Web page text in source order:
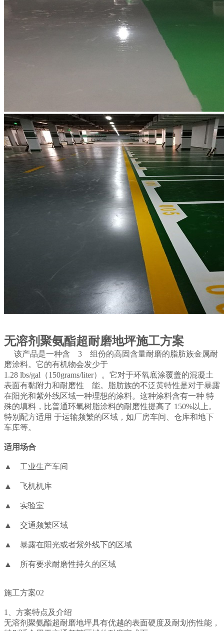
无溶剂聚氨酯超耐磨地坪施工方案
该产品是一种含 3 组份的高固含量耐磨的脂肪族金属耐
磨涂料。它的有机物会发少于
1.28 lbs/gal （150grams/liter）。它对于环氧底涂覆盖的混凝土
表面有黏附力和耐磨性
能。脂肪族的不泛黄特性是对于暴露
在阳光和紫外线区域一种理想的涂料。这种涂料含有一种 特
殊的填料，比普通环氧树脂涂料的耐磨性提高了 150%以上。
特别配方适用 于运输频繁的区域，如厂房车间、仓库和地下
车库等。
适用场合
▲ 工业生产车间
▲ 飞机机库
▲ 实验室
▲ 交通频繁区域
▲ 暴露在阳光或者紫外线下的区域
▲ 所有要求耐磨性持久的区域
施工方案02
1、方案特点及介绍
无溶剂聚氨酯超耐磨地坪具有优越的表面硬度及耐划伤性能，